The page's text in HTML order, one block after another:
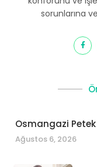
sorunlarına
Osmangazi
Ağustos 6, 2026